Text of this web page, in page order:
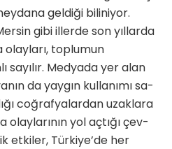
geldiği bilini­yor.
gibi illerde son yıllarda
olayları, toplumun
sayılır. Medyada yer alan
da yaygın kullanımı sa­
coğrafyalardan uzaklara
olaylarının yol açtığı çev­
etkiler, Türkiye’de her